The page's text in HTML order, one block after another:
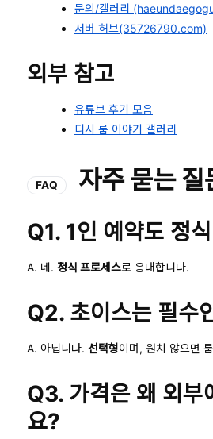
문의/갤러리
서버 허브(35726790.com)
외부 참고
유튜브 후기 모음
디시 룸 이야기 갤러리
FAQ 자주 묻는
Q1. 1인 예약도 정
A. 네. 정식 프로세스로 응대합니다.
Q2. 초이스는 필수
A. 아닙니다. 선택형이며, 원치 않으면
Q3. 가격은 왜 외부
요?